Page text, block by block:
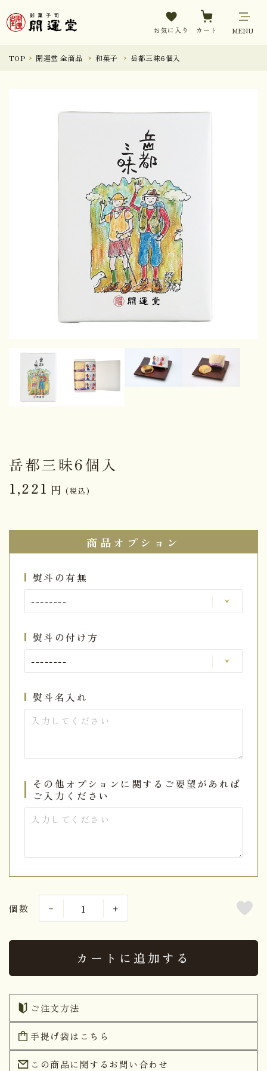
お気に入り カート MENU
TOP 開運堂 全商品 和菓子 岳都三昧6個入
岳都三昧6個入
1,221 円 (税込)
商品オプション
熨斗の有無
熨斗の付け方
熨斗名入れ
その他オプションに関するご要望があれば
ご入力ください
個数
カートに追加する
ご注文方法
手提げ袋はこちら
この商品に関するお問い合わせ